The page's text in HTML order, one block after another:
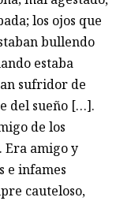
los ojos que
bullendo
estaba
sufridor de
del sueño […].
de los
Era amigo y
e infames
cauteloso,